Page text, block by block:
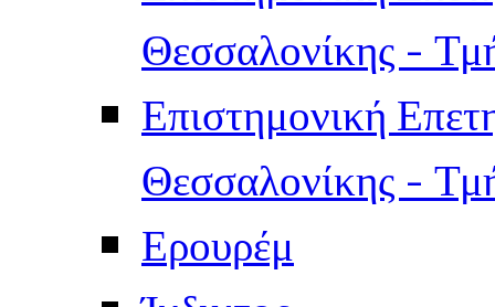
Θεσσαλονίκης -
Επιστημονική
Θεσσαλονίκης -
Ερουρέμ